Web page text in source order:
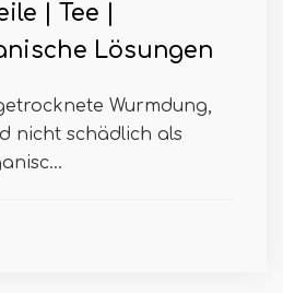
| Tee |
Lösungen
Wurmdung,
nicht schädlich als